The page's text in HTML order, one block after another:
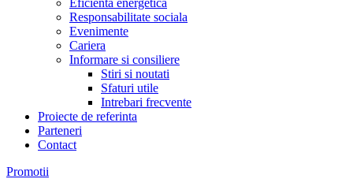
Responsabilitate sociala
Evenimente
Cariera
Informare si consiliere
Stiri si noutati
Sfaturi utile
Intrebari frecvente
Proiecte de referinta
Parteneri
Contact
Promotii